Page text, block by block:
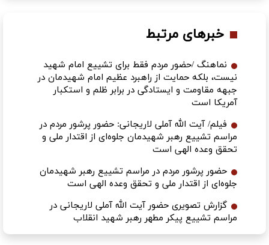
خبرهای مرتبط
نماهنگ /حضور مردم فقط برای تشییع امام شهید
نیست، بلکه حمایت از راهبرد عظیم امام شهیدمان در
جبهه مقاومت و ایستادگی در برابر ظلم و استکبار
آمریکا است
فیلم/ آیت الله آملی لاریجانی: حضور پرشور مردم در
مراسم تشییع رهبر شهیدمان جلوه‌ای از اقتدار ملی و
تحقق وعده الهی است
حضور پرشور مردم در مراسم تشییع رهبر شهیدمان
جلوه‌ای از اقتدار ملی و تحقق وعده الهی است
گزارش تصویری حضور آیت الله آملی لاریجانی در
مراسم تشییع پیکر مطهر رهبر شهید انقلاب